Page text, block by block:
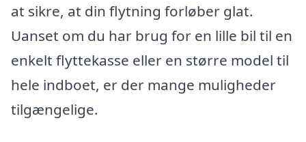
at sikre, at din flytning forløber glat.
Uanset om du har brug for en lille bil til en
enkelt flyttekasse eller en større model til
hele indboet, er der mange muligheder
tilgængelige.